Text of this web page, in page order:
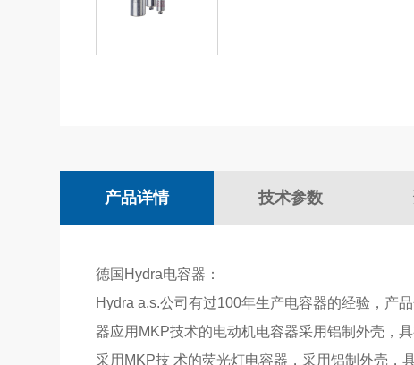
产品详情 技术参数
德国Hydra电容器：
Hydra a.s.公司有过100年生产电容器的经验，产
器应用MKP技术的电动机电容器采用铝制外壳，
采用MKP技 术的荧光灯电容器，采用铝制外壳，